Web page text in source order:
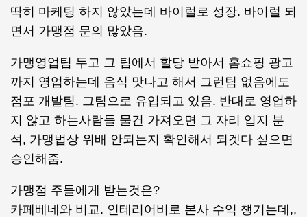
딱히 마케팅 하지 않았는데 바이럴로 성장. 바이럴 되
면서 가맹점 문의 많았음.
가맹영업팀 두고 그 팀에서 할당 받아서 홈쇼핑 광고
까지 영업하는데 음식 맛나고 해서 그런팀 없음에도
점포 개발팀. 그팀으로 유입되고 있음. 반대로 영업하
지 않고 하는사람들 물건 가져오면 그 자리 입지 분
석, 가맹법상 위배 안되는지 확인해서 되겟다 싶으면
승인해줌.
가맹점 주들에게 받는것은?
카페베네와 비교. 인테리어비로 본사 수익 챙기는데,,